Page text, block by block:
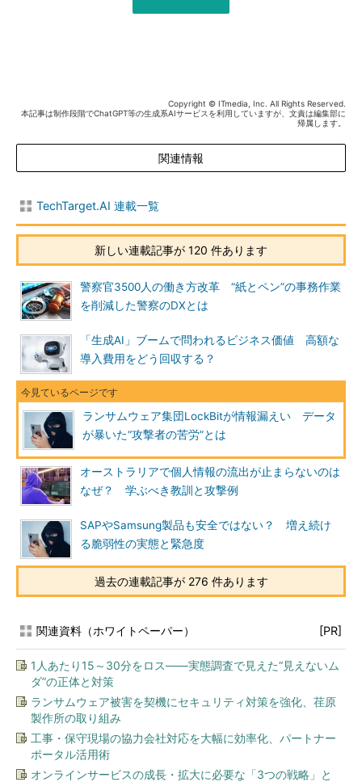
Copyright © ITmedia, Inc. All Rights Reserved.
本記事は制作段階でChatGPT等の生成系AIサービスを利用していますが、文責は編集部に
帰属します。
関連情報
TechTarget.AI 連載一覧
新しい連載記事が 120 件あります
警察官3500人の働き方改革 “紙とペン”の事務作業
を削減した警察のDXとは
「生成AI」ブームで問われるビジネス価値 高額な
導入費用をどう回収する？
ランサムウェア集団LockBitが情報漏えい データ
が暴いた“攻撃者の苦労”とは
オーストラリアで個人情報の流出が止まらないのは
なぜ？ 学ぶべき教訓と攻撃例
SAPやSamsung製品も安全ではない？ 増え続け
る脆弱性の実態と緊急度
過去の連載記事が 276 件あります
関連資料（ホワイトペーパー） [PR]
1人あたり15～30分をロス――実態調査で見えた“見えないム
ダ”の正体と対策
ランサムウェア被害を契機にセキュリティ対策を強化、荏原
製作所の取り組み
工事・保守現場の協力会社対応を大幅に効率化、パートナー
ポータル活用術
オンラインサービスの成長・拡大に必要な「3つの戦略」と